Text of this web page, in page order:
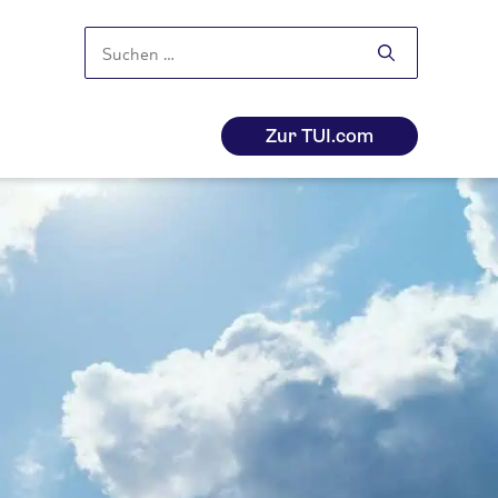
nach:
Zur TUI.com